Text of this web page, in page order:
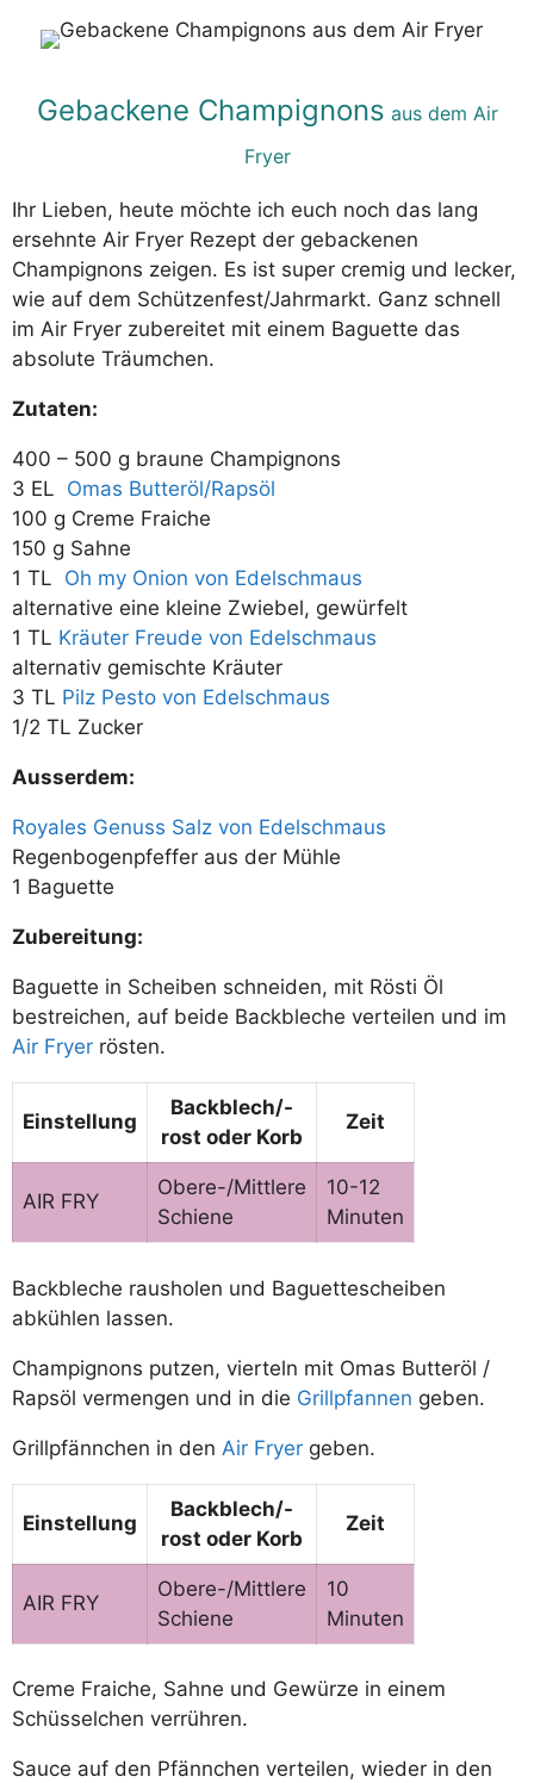
Gebackene Champignons aus dem Air
Fryer
Ihr Lieben, heute möchte ich euch noch das lang
ersehnte Air Fryer Rezept der gebackenen
Champignons zeigen. Es ist super cremig und lecker,
wie auf dem Schützenfest/Jahrmarkt. Ganz schnell
im Air Fryer zubereitet mit einem Baguette das
absolute Träumchen.
Zutaten:
400 – 500 g braune Champignons
3 EL Omas Butteröl/Rapsöl
100 g Creme Fraiche
150 g Sahne
1 TL Oh my Onion von Edelschmaus
alternative eine kleine Zwiebel, gewürfelt
1 TL Kräuter Freude von Edelschmaus
alternativ gemischte Kräuter
3 TL Pilz Pesto von Edelschmaus
1/2 TL Zucker
Ausserdem:
Royales Genuss Salz von Edelschmaus
Regenbogenpfeffer aus der Mühle
1 Baguette
Zubereitung:
Baguette in Scheiben schneiden, mit Rösti Öl
bestreichen, auf beide Backbleche verteilen und im
Air Fryer rösten.
Einstellung
Backblech/-
rost oder Korb
Zeit
AIR FRY
Obere-/Mittlere
Schiene
10-12
Minuten
Backbleche rausholen und Baguettescheiben
abkühlen lassen.
Champignons putzen, vierteln mit Omas Butteröl /
Rapsöl vermengen und in die Grillpfannen geben.
Grillpfännchen in den Air Fryer geben.
Einstellung
Backblech/-
rost oder Korb
Zeit
AIR FRY
Obere-/Mittlere
Schiene
10
Minuten
Creme Fraiche, Sahne und Gewürze in einem
Schüsselchen verrühren.
Sauce auf den Pfännchen verteilen, wieder in den